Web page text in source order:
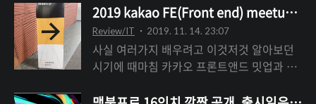
해..
datetime은 기본적으로 2019-12-09
12:11:32.669083 이런 형태를 띄고 있다. 표
기법을 바꾸고 싶다면 strftime을 이용해서
%Y-%m-%d %H%M%S 년도, 월, 날, 시,
분,초를 표현할 수 있다. 예를들어 위의 코드
실역에서 내려서 대략 5분 정도 걸어가면 엄
청 거대한 삼성SDS건물에서 테크토닉 2019
가 열립니다. 10시에 시작인데 살짝 늦었어도
다행이 선착순으로 주는 식권과 경품응모권
을 받을 수 있었습니다. 1000명 이상이 참여
하는 행사임에도 불구하고 1000명에게 무료
2019 kakao FE(Front end) meetup 참
Review/IT 2019. 11. 14. 23:07
사실 여러가지 배우려고 이것저것 알아보던
시기에 때마침 카카오 프론트앤드 밋업과 삼
자를 받고 있고, 비슷한 시기에 행사를 하더